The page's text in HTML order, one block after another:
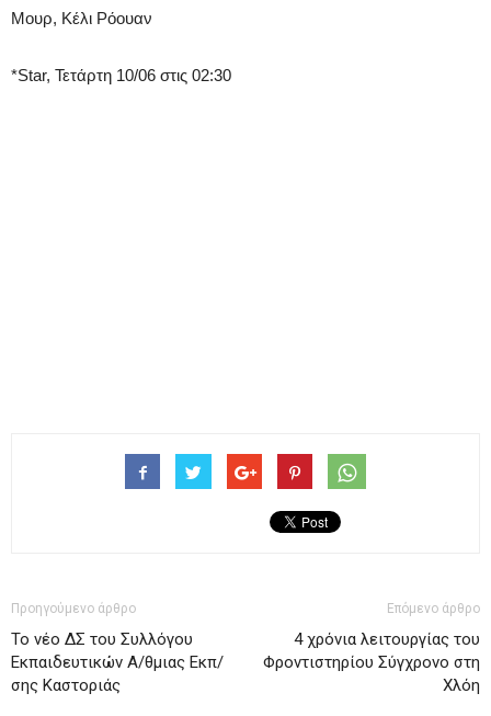
Μουρ, Κέλι Ρόουαν
*Star, Τετάρτη 10/06 στις 02:30
Προηγούμενο άρθρο
Το νέο ΔΣ του Συλλόγου
Εκπαιδευτικών Α/θμιας Εκπ/
σης Καστοριάς
Επόμενο άρθρο
4 χρόνια λειτουργίας του
Φροντιστηρίου Σύγχρονο στη
Χλόη